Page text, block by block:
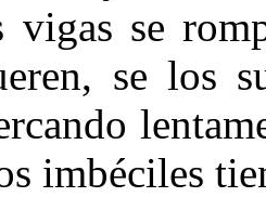
vigas se
se los
imbéciles